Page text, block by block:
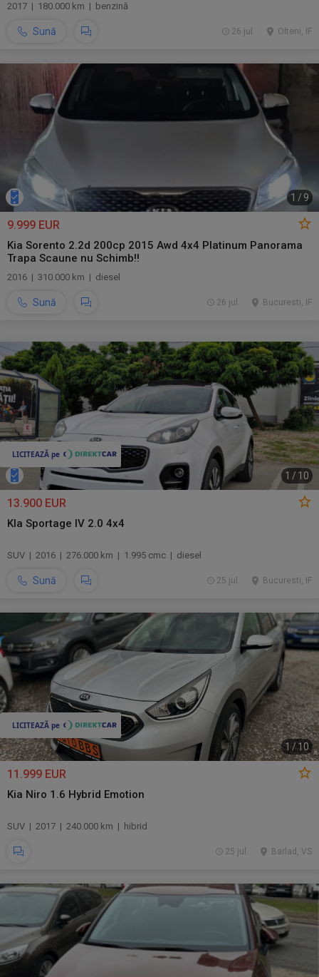
2017 | 180.000 km | benzină
Sună Olteni, IF
26 jul.
1 / 9
9.999 EUR
Kia Sorento 2.2d 200cp 2015 Awd 4x4 Platinum Panorama
Trapa Scaune nu Schimb!!
2016 | 310.000 km | diesel
Sună Bucuresti, IF
26 jul.
1 / 10
13.900 EUR
KIa Sportage IV 2.0 4x4
SUV | 2016 | 276.000 km | 1.995 cmc | diesel
Sună Bucuresti, IF
25 jul.
1 /10
11.999 EUR
Kia Niro 1.6 Hybrid Emotion
SUV | 2017 | 240.000 km | hibrid
Barlad, VS
25 jul.